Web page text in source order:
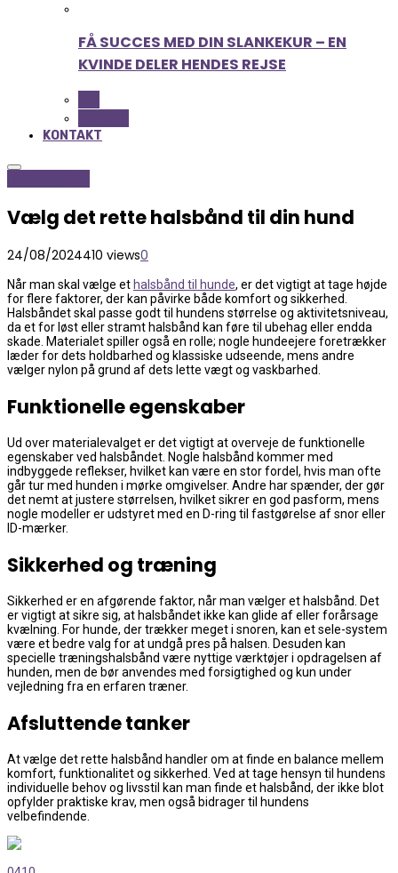
FÅ SUCCES MED DIN SLANKEKUR – EN
KVINDE DELER HENDES REJSE
KONTAKT
Vælg det rette halsbånd til din hund
24/08/2024410 views0
Når man skal vælge et halsbånd til hunde, er det vigtigt at tage højde
for flere faktorer, der kan påvirke både komfort og sikkerhed.
Halsbåndet skal passe godt til hundens størrelse og aktivitetsniveau,
da et for løst eller stramt halsbånd kan føre til ubehag eller endda
skade. Materialet spiller også en rolle; nogle hundeejere foretrækker
læder for dets holdbarhed og klassiske udseende, mens andre
vælger nylon på grund af dets lette vægt og vaskbarhed.
Funktionelle egenskaber
Ud over materialevalget er det vigtigt at overveje de funktionelle
egenskaber ved halsbåndet. Nogle halsbånd kommer med
indbyggede reflekser, hvilket kan være en stor fordel, hvis man ofte
går tur med hunden i mørke omgivelser. Andre har spænder, der gør
det nemt at justere størrelsen, hvilket sikrer en god pasform, mens
nogle modeller er udstyret med en D-ring til fastgørelse af snor eller
ID-mærker.
Sikkerhed og træning
Sikkerhed er en afgørende faktor, når man vælger et halsbånd. Det
er vigtigt at sikre sig, at halsbåndet ikke kan glide af eller forårsage
kvælning. For hunde, der trækker meget i snoren, kan et sele-system
være et bedre valg for at undgå pres på halsen. Desuden kan
specielle træningshalsbånd være nyttige værktøjer i opdragelsen af
hunden, men de bør anvendes med forsigtighed og kun under
vejledning fra en erfaren træner.
Afsluttende tanker
At vælge det rette halsbånd handler om at finde en balance mellem
komfort, funktionalitet og sikkerhed. Ved at tage hensyn til hundens
individuelle behov og livsstil kan man finde et halsbånd, der ikke blot
opfylder praktiske krav, men også bidrager til hundens
velbefindende.